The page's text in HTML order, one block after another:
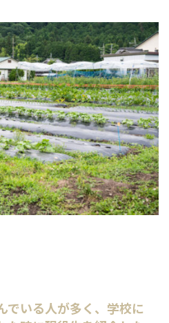
でいる人が多く、学校に